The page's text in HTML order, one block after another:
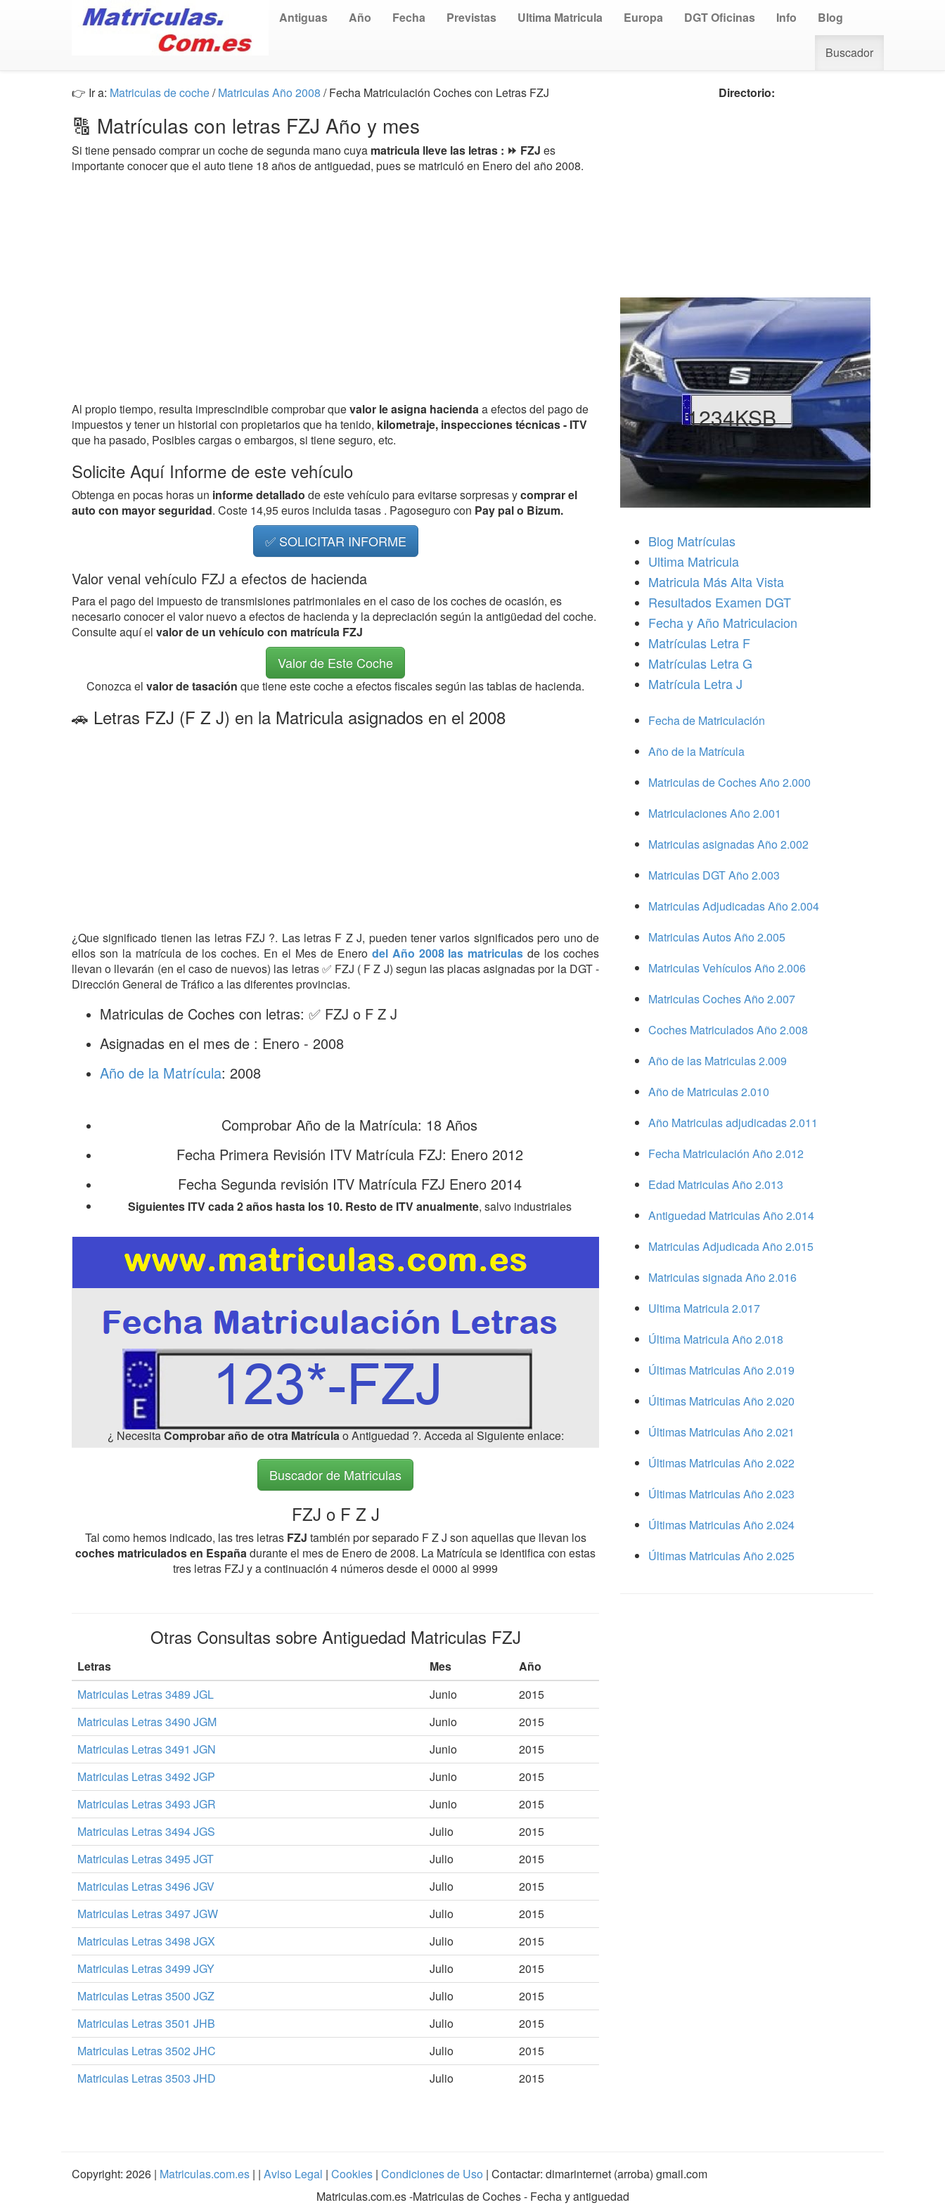
Antiguas Año Fecha Previstas Ultima Matricula Europa DGT Oficinas Info Blog
Buscador
👉 Ir a: Matriculas de coche/Matriculas Año 2008 / Fecha Matriculación Coches con Letras FZJ
🔠 Matrículas con letras FZJ Año y mes
Si tiene pensado comprar un coche de segunda mano cuya matricula lleve las letras : ⏩ FZJ es
importante conocer que el auto tiene 18 años de antiguedad, pues se matriculó en Enero del año 2008.
Al propio tiempo, resulta imprescindible comprobar quevalor le asigna haciendaa efectos del pago de
impuestos y tener un historial con propietarios que ha tenido, kilometraje, inspecciones técnicas - ITV
que ha pasado, Posibles cargas o embargos, si tiene seguro, etc.
Solicite Aquí Informe de este vehículo
Obtenga en pocas horas un informe detallado de este vehículo para evitarse sorpresas ycomprar el
auto con mayor seguridad. Coste 14,95 euros incluida tasas . Pagoseguro con Pay pal o Bizum.
✅ SOLICITAR INFORME
Valor venal vehículo FZJ a efectos de hacienda
Para el pago del impuesto de transmisiones patrimoniales en el caso de los coches de ocasión, es
necesario conocer el valor nuevo a efectos de hacienda y la depreciación según la antigüedad del coche.
Consulte aquí el valor de un vehículo con matrícula FZJ
Valor de Este Coche
Conozca el valor de tasación que tiene este coche a efectos fiscales según las tablas de hacienda.
🚗 Letras FZJ (F Z J) en la Matricula asignados en el 2008
¿Que significado tienen las letras FZJ ?. Las letras F Z J, pueden tener varios significados pero uno de
ellos son la matrícula de los coches. En el Mes de Enero del Año 2008 las matriculasde los coches
llevan o llevarán (en el caso de nuevos) las letras ✅ FZJ ( F Z J) segun las placas asignadas por la DGT -
Dirección General de Tráfico a las diferentes provincias.
Matriculas de Coches con letras: ✅ FZJ o F Z J
Asignadas en el mes de : Enero - 2008
Año de la Matrícula: 2008
Comprobar Año de la Matrícula: 18 Años
Fecha Primera Revisión ITV Matrícula FZJ: Enero 2012
Fecha Segunda revisión ITV Matrícula FZJ Enero 2014
Siguientes ITV cada 2 años hasta los 10. Resto de ITV anualmente, salvo industriales
¿ NecesitaComprobar año de otra Matrículao Antiguedad ?. Acceda al Siguiente enlace:
Buscador de Matriculas
FZJ o F Z J
Tal como hemos indicado, las tres letras FZJ también por separado F Z J son aquellas que llevan los
coches matriculados en Españadurante el mes de Enero de 2008. La Matrícula se identifica con estas
tres letras FZJ y a continuación 4 números desde el 0000 al 9999
Otras Consultas sobre Antiguedad Matriculas FZJ
Letras Mes
Año
Matriculas Letras 3489 JGL
Junio
2015
Matriculas Letras 3490 JGM
Junio
2015
Matriculas Letras 3491 JGN
Junio
2015
Matriculas Letras 3492 JGP
Junio
2015
Matriculas Letras 3493 JGR
Junio
2015
Matriculas Letras 3494 JGS
Julio
2015
Matriculas Letras 3495 JGT
Julio
2015
Matriculas Letras 3496 JGV
Julio
2015
Matriculas Letras 3497 JGW
Julio
2015
Matriculas Letras 3498 JGX
Julio
2015
Matriculas Letras 3499 JGY
Julio
2015
Matriculas Letras 3500 JGZ
Julio
2015
Matriculas Letras 3501 JHB
Julio
2015
Matriculas Letras 3502 JHC
Julio
2015
Matriculas Letras 3503 JHD
Julio 2015
Directorio:
1234KSB
Blog Matrículas
Ultima Matricula
Matricula Más Alta Vista
Resultados Examen DGT
Fecha y Año Matriculacion
Matrículas Letra F
Matrículas Letra G
Matrícula Letra J
Fecha de Matriculación
Año de la Matrícula
Matriculas de Coches Año 2.000
Matriculaciones Año 2.001
Matriculas asignadas Año 2.002
Matriculas DGT Año 2.003
Matriculas Adjudicadas Año 2.004
Matriculas Autos Año 2.005
Matriculas Vehículos Año 2.006
Matriculas Coches Año 2.007
Coches Matriculados Año 2.008
Año de las Matriculas 2.009
Año de Matriculas 2.010
Año Matriculas adjudicadas 2.011
Fecha Matriculación Año 2.012
Edad Matriculas Año 2.013
Antiguedad Matriculas Año 2.014
Matriculas Adjudicada Año 2.015
Matriculas signada Año 2.016
Ultima Matricula 2.017
Última Matricula Año 2.018
Últimas Matriculas Año 2.019
Últimas Matriculas Año 2.020
Últimas Matriculas Año 2.021
Últimas Matriculas Año 2.022
Últimas Matriculas Año 2.023
Últimas Matriculas Año 2.024
Últimas Matriculas Año 2.025
Copyright: 2026 | Matriculas.com.es | | Aviso Legal | Cookies | Condiciones de Uso | Contactar: dimarinternet (arroba) gmail.com
Matriculas.com.es-Matriculas de Coches - Fecha y antiguedad